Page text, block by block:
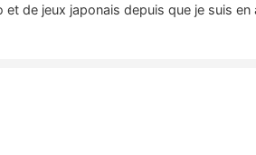
et de jeux japonais depuis que je suis